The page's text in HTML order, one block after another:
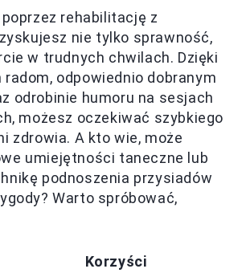
rehabilitację z
nie tylko sprawność,
w trudnych chwilach. Dzięki
odpowiednio dobranym
odrobinie humoru na sesjach
możesz oczekiwać szybkiego
zdrowia. A kto wie, może
umiejętności taneczne lub
podnoszenia przysiadów
Warto spróbować,
Korzyści